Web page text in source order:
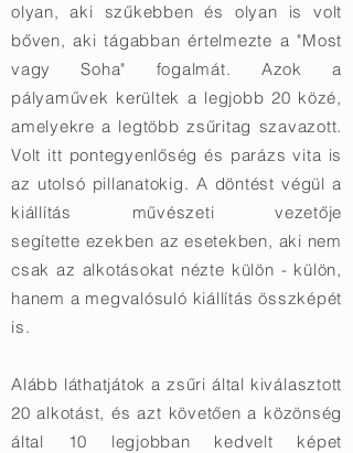
olyan, aki szűkebben és olyan is volt
bőven, aki tágabban értelmezte a "Most
vagy Soha" fogalmát. Azok a
pályaművek kerültek a legjobb 20 közé,
amelyekre a legtöbb zsűritag szavazott.
Volt itt pontegyenlőség és parázs vita is
az utolsó pillanatokig. A döntést végül a
kiállítás művészeti vezetője
segítette ezekben az esetekben, aki nem
csak az alkotásokat nézte külön - külön,
hanem a megvalósuló kiállítás összképét
is.
Alább láthatjátok a zsűri által kiválasztott
20 alkotást, és azt követően a közönség
által 10 legjobban kedvelt képet